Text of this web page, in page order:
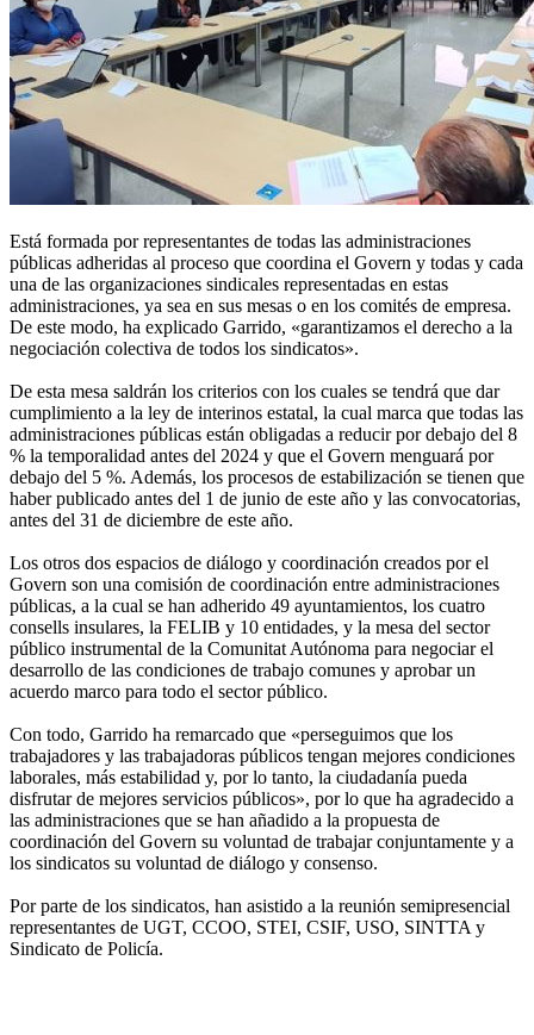
Está formada por representantes de todas las administraciones
públicas adheridas al proceso que coordina el Govern y todas y cada
una de las organizaciones sindicales representadas en estas
administraciones, ya sea en sus mesas o en los comités de empresa.
De este modo, ha explicado Garrido, «garantizamos el derecho a la
negociación colectiva de todos los sindicatos».
De esta mesa saldrán los criterios con los cuales se tendrá que dar
cumplimiento a la ley de interinos estatal, la cual marca que todas las
administraciones públicas están obligadas a reducir por debajo del 8
% la temporalidad antes del 2024 y que el Govern menguará por
debajo del 5 %. Además, los procesos de estabilización se tienen que
haber publicado antes del 1 de junio de este año y las convocatorias,
antes del 31 de diciembre de este año.
Los otros dos espacios de diálogo y coordinación creados por el
Govern son una comisión de coordinación entre administraciones
públicas, a la cual se han adherido 49 ayuntamientos, los cuatro
consells insulares, la FELIB y 10 entidades, y la mesa del sector
público instrumental de la Comunitat Autónoma para negociar el
desarrollo de las condiciones de trabajo comunes y aprobar un
acuerdo marco para todo el sector público.
Con todo, Garrido ha remarcado que «perseguimos que los
trabajadores y las trabajadoras públicos tengan mejores condiciones
laborales, más estabilidad y, por lo tanto, la ciudadanía pueda
disfrutar de mejores servicios públicos», por lo que ha agradecido a
las administraciones que se han añadido a la propuesta de
coordinación del Govern su voluntad de trabajar conjuntamente y a
los sindicatos su voluntad de diálogo y consenso.
Por parte de los sindicatos, han asistido a la reunión semipresencial
representantes de UGT, CCOO, STEI, CSIF, USO, SINTTA y
Sindicato de Policía.